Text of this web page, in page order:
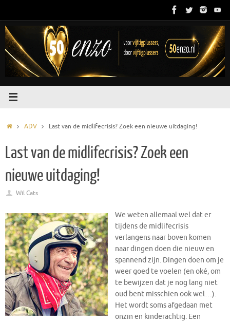
de
inhoud
HomeADV Last van de midlifecrisis? Zoek een nieuwe uitdaging!
Last van de midlifecrisis? Zoek een
nieuwe uitdaging!
Wil Cats
We weten allemaal wel dat er
tijdens de midlifecrisis
verlangens naar boven komen
naar dingen doen die nieuw en
spannend zijn. Dingen doen om je
weer goed te voelen (en oké, om
te bewijzen dat je nog lang niet
oud bent misschien ook wel…).
Het wordt soms afgedaan met
onzin en kinderachtig. Een